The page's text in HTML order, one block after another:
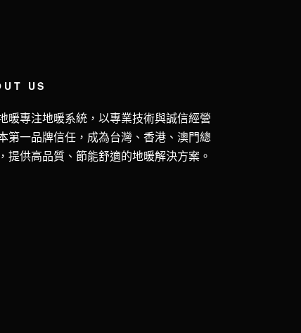
US
暖專注地暖系統，以專業技術與誠信經營
第一品牌信任，成為台灣、香港、澳門總
提供高品質、節能舒適的地暖解決方案。